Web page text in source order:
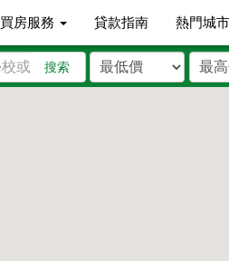
買房服務 貸款指南 熱門城
搜索